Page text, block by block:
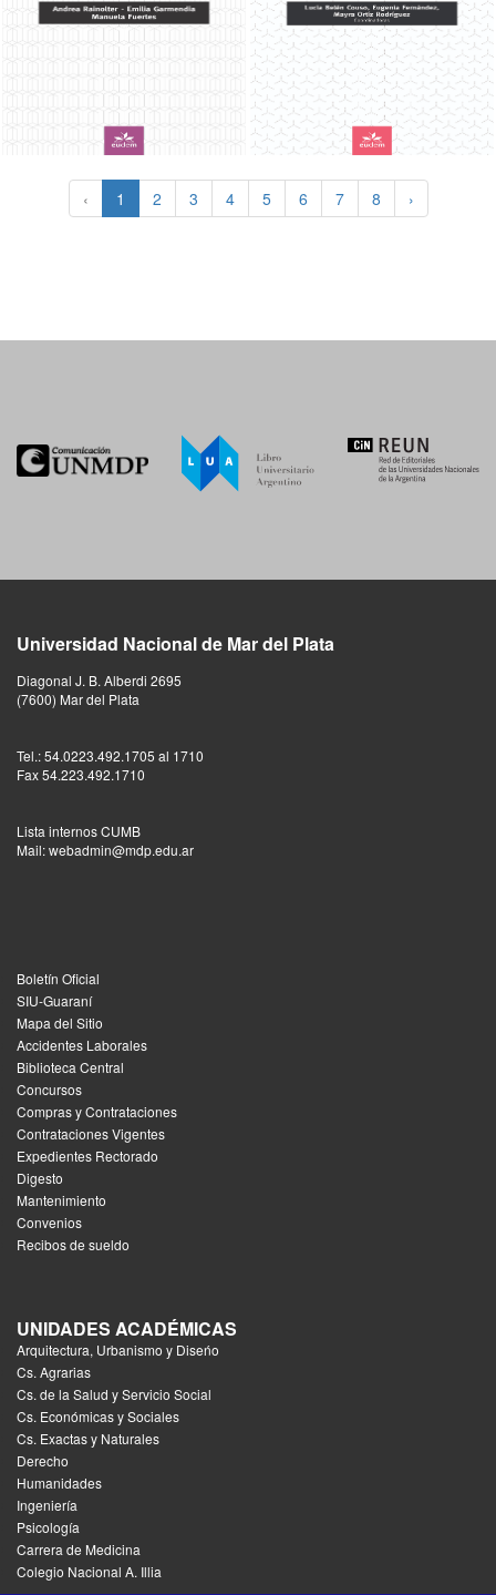
‹ 1 2 3 4 5 6 7 8 ›
Universidad Nacional de Mar del Plata
Diagonal J. B. Alberdi 2695
(7600) Mar del Plata
Tel.: 54.0223.492.1705 al 1710
Fax 54.223.492.1710
Lista internos CUMB
Mail: webadmin@mdp.edu.ar
Boletín Oficial
SIU-Guaraní
Mapa del Sitio
Accidentes Laborales
Biblioteca Central
Concursos
Compras y Contrataciones
Contrataciones Vigentes
Expedientes Rectorado
Digesto
Mantenimiento
Convenios
Recibos de sueldo
UNIDADES ACADÉMICAS
Arquitectura, Urbanismo y Diseńo
Cs. Agrarias
Cs. de la Salud y Servicio Social
Cs. Económicas y Sociales
Cs. Exactas y Naturales
Derecho
Humanidades
Ingeniería
Psicología
Carrera de Medicina
Colegio Nacional A. Illia